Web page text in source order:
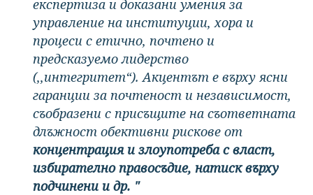
експертиза и доказани умения за
управление на институции, хора и
процеси с етично, почтено и
предсказуемо лидерство
(,,интегритет“). Акцентът е върху ясни
гаранции за почтеност и независимост,
съобразени с присъщите на съответната
длъжност обективни рискове от
концентрация и злоупотреба с власт,
избирателно правосъдие, натиск върху
подчинени и др. "